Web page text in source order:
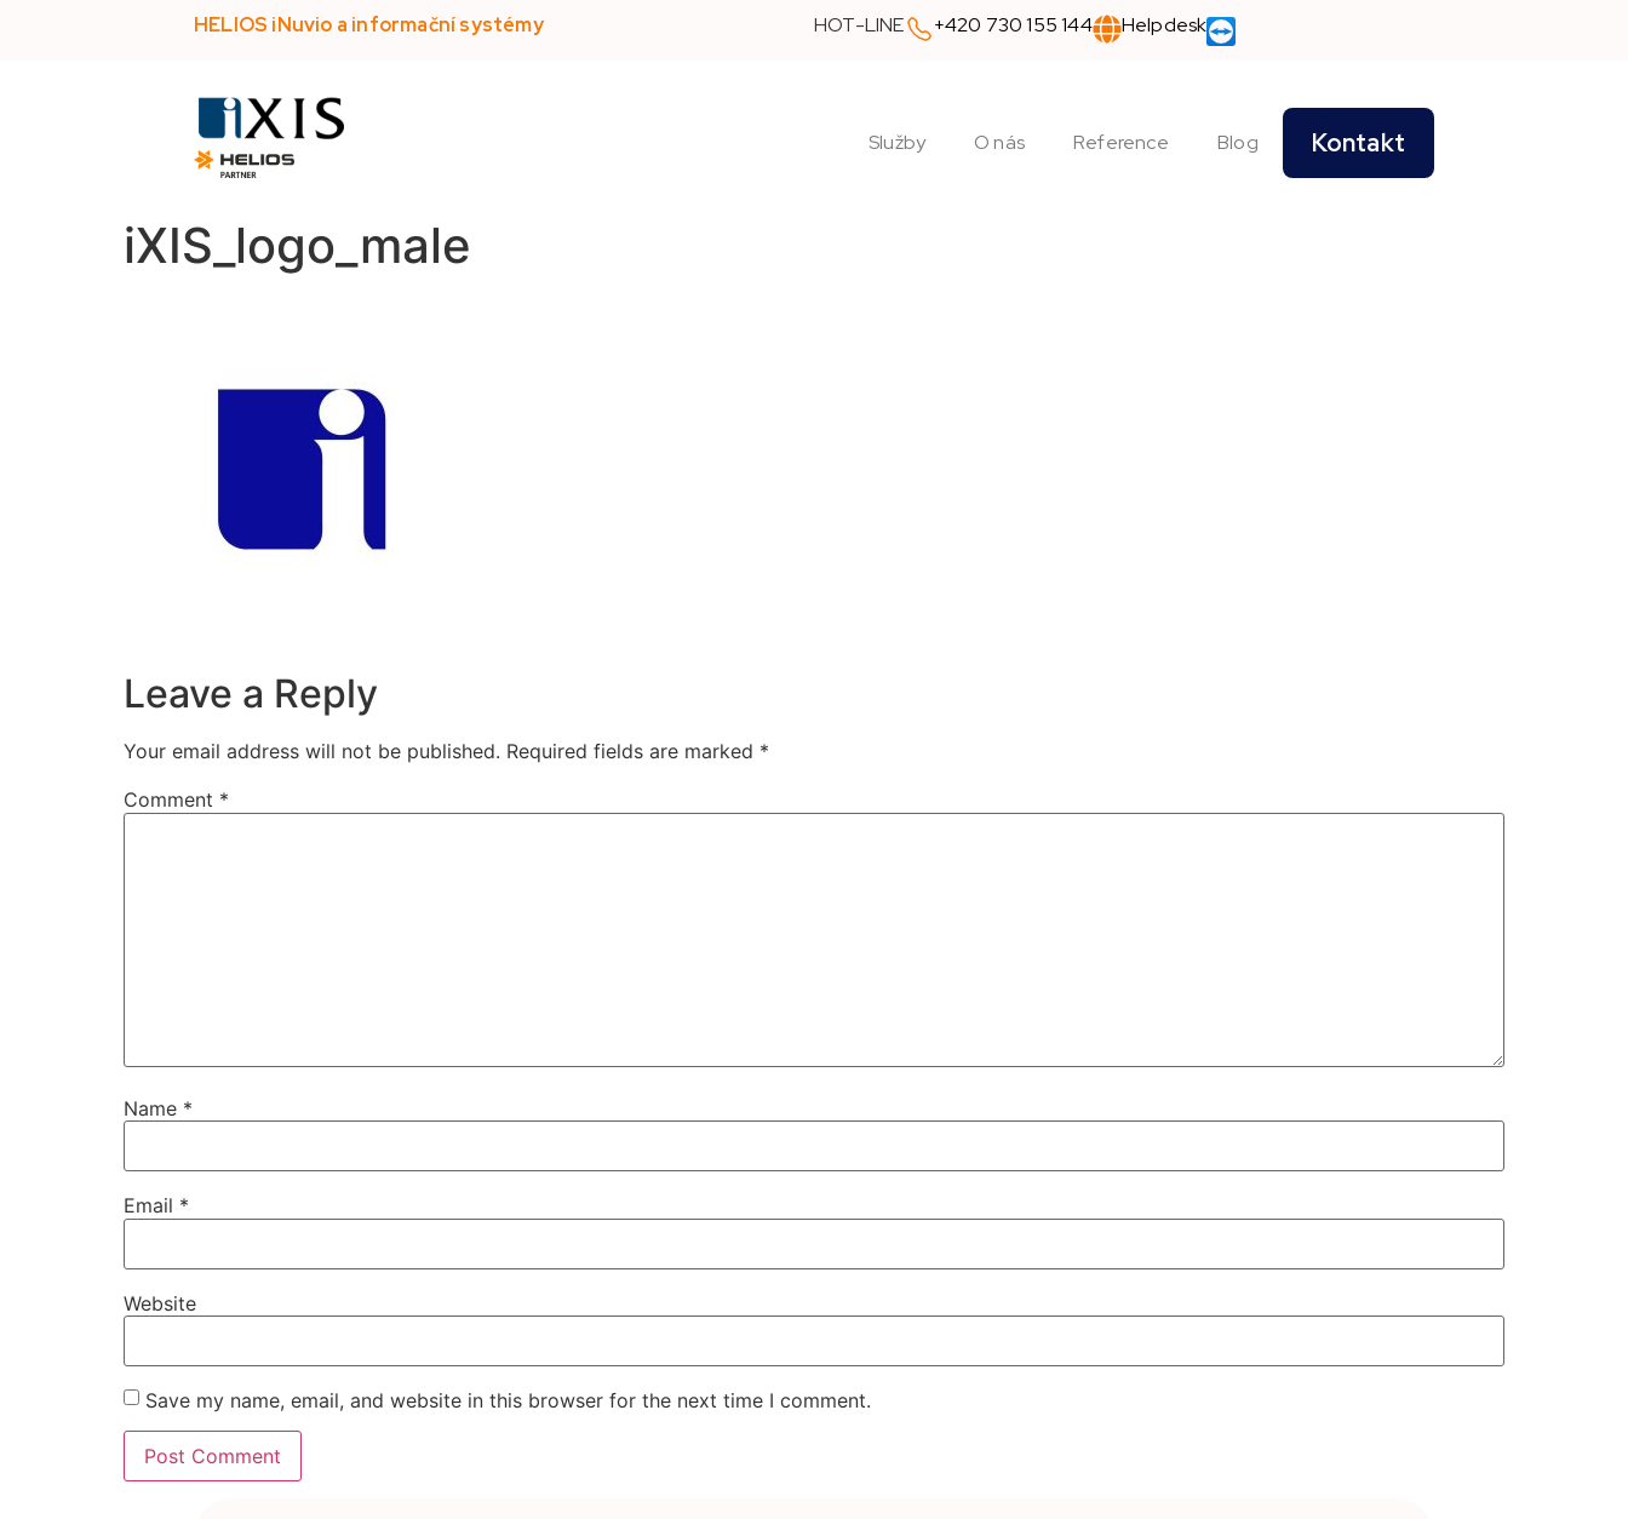
HELIOS iNuvio a informační systémy HOT-LINE +420 730 155 144 Helpdesk
Služby O nás Reference Blog Kontakt
iXIS_logo_male
Leave a Reply
Your email address will not be published. Required fields are marked *
Comment *
Name *
Email *
Website
Save my name, email, and website in this browser for the next time I comment.